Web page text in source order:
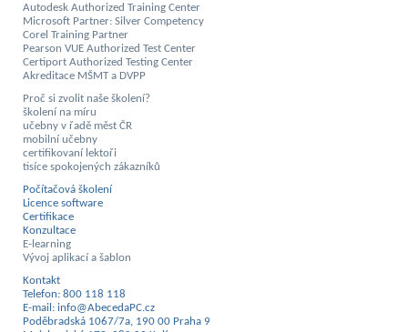
Autodesk Authorized Training Center
Microsoft Partner: Silver Competency
Corel Training Partner
Pearson VUE Authorized Test Center
Certiport Authorized Testing Center
Akreditace MŠMT a DVPP
Proč si zvolit naše školení?
školení na míru
učebny v řadě měst ČR
mobilní učebny
certifikovaní lektoři
tisíce spokojených zákazníků
Počítačová školení
Licence software
Certifikace
Konzultace
E-learning
Vývoj aplikací a šablon
Kontakt
Telefon: 800 118 118
E-mail: info@AbecedaPC.cz
Poděbradská 1067/7a, 190 00 Praha 9